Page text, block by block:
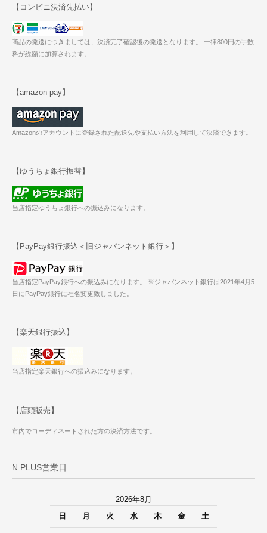
【コンビニ決済先払い】
商品の発送につきましては、決済完了確認後の発送となります。 一律800円の手数
料が総額に加算されます。
【amazon pay】
Amazonのアカウントに登録された配送先や支払い方法を利用して決済できます。
【ゆうちょ銀行振替】
当店指定ゆうちょ銀行への振込みになります。
【PayPay銀行振込＜旧ジャパンネット銀行＞】
当店指定PayPay銀行への振込みになります。 ※ジャパンネット銀行は2021年4月5
日にPayPay銀行に社名変更致しました。
【楽天銀行振込】
当店指定楽天銀行への振込みになります。
【店頭販売】
市内でコーディネートされた方の決済方法です。
N PLUS営業日
2026年8月
日
月 火 水 木 金 土